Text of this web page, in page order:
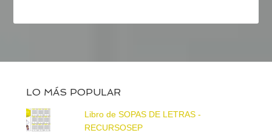
LO MÁS POPULAR
Libro de SOPAS DE LETRAS -
RECURSOSEP